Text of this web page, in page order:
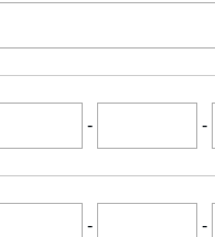
- -
- -